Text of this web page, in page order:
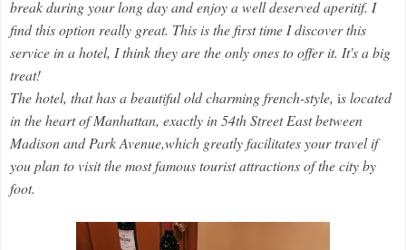
break during your long day and enjoy a well deserved aperitif. I
find this option really great. This is the first time I discover this
service in a hotel, I think they are the only ones to offer it. It's a big
treat!
The hotel, that has a beautiful old charming french-style, is located
in the heart of Manhattan, exactly in 54th Street East between
Madison and Park Avenue,which greatly facilitates your travel if
you plan to visit the most famous tourist attractions of the city by
foot.